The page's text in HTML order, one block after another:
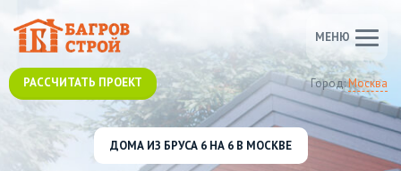
Город:Москва
РАССЧИТАТЬ ПРОЕКТ
МЕНЮ
ДОМА ИЗ БРУСА 6 НА 6 В МОСКВЕ